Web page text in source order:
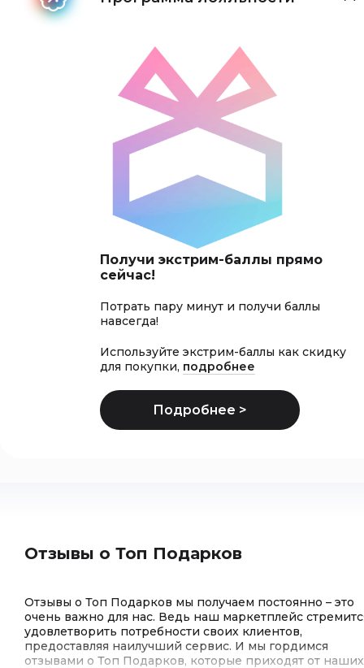
Получи экстрим-баллы прямо
сейчас!
Потрать пару минут и получи баллы
навсегда!
Используйте экстрим-баллы как скидку
для покупки, подробнее
Отзывы о Топ Подарков
Отзывы о Топ Подарков мы получаем постоянно – это
очень важно для нас. Ведь наш маркетплейс
удовлетворить потребности своих клиентов,
предоставляя наилучший сервис. И мы гордимся
отзывами о Топ Подарков, которые приходят от наших